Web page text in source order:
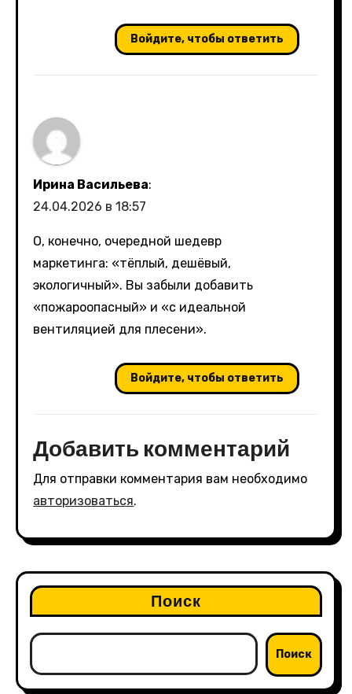
Войдите, чтобы ответить
Ирина Васильева:
24.04.2026 в 18:57
О, конечно, очередной шедевр
маркетинга: «тёплый, дешёвый,
экологичный». Вы забыли добавить
«пожароопасный» и «с идеальной
вентиляцией для плесени».
Войдите, чтобы ответить
Добавить комментарий
Для отправки комментария вам необходимо
авторизоваться.
Поиск
Поиск